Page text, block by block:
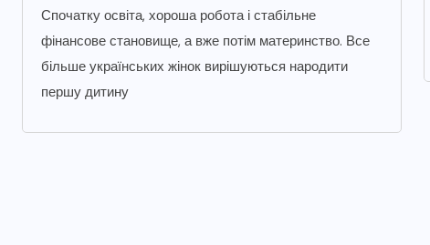
Спочатку освіта, хороша робота і стабільне
фінансове становище, а вже потім материнство. Все
більше українських жінок вирішуються народити
першу дитину